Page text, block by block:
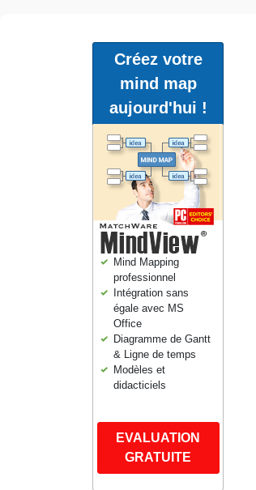
Créez votre
mind map
aujourd'hui !
Mind Mapping
professionnel
Intégration sans
égale avec MS
Office
Diagramme de Gantt
& Ligne de temps
Modèles et
didacticiels
EVALUATION
GRATUITE